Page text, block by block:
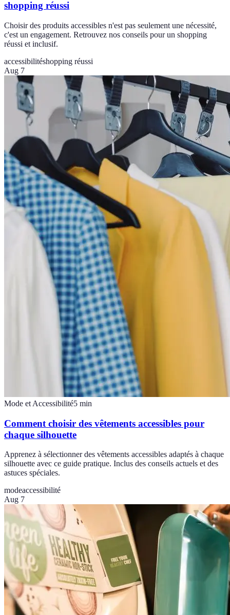
shopping réussi
Choisir des produits accessibles n'est pas seulement une nécessité,
c'est un engagement. Retrouvez nos conseils pour un shopping
réussi et inclusif.
accessibilitéshopping réussi
Aug 7
Mode et Accessibilité5 min
Comment choisir des vêtements accessibles pour
chaque silhouette
Apprenez à sélectionner des vêtements accessibles adaptés à chaque
silhouette avec ce guide pratique. Inclus des conseils actuels et des
astuces spéciales.
modeaccessibilité
Aug 7